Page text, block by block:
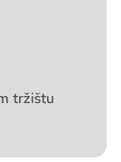
tržištu